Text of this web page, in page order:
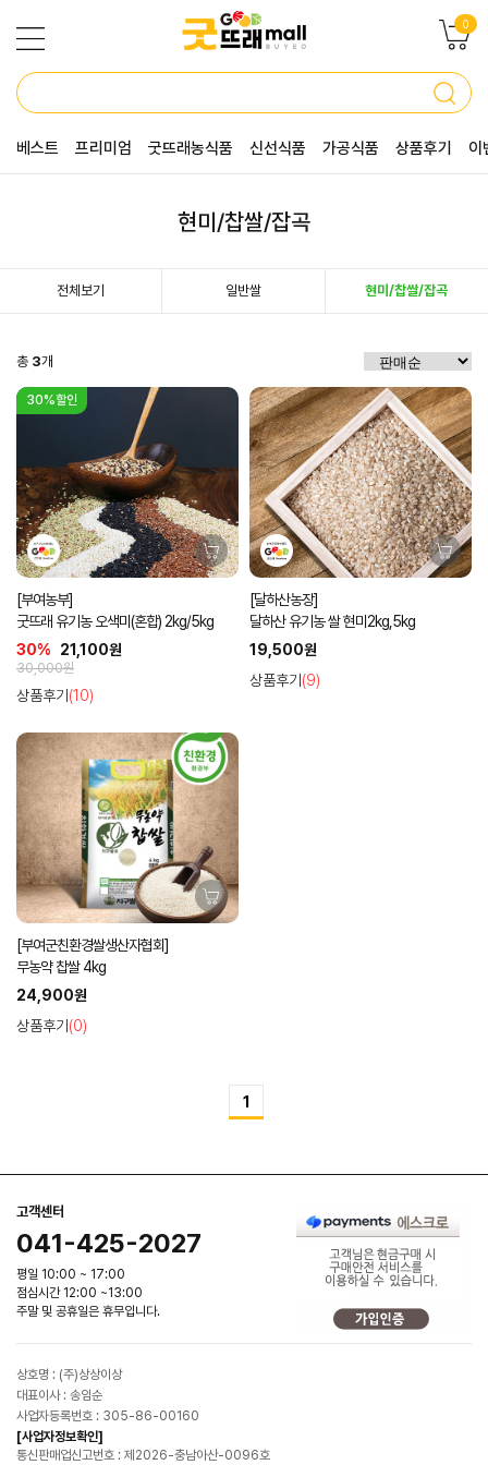
0
베스트 프리미엄 굿뜨래농식품 신선식품 가공식품 상품후기 이
현미/찹쌀/잡곡
전체보기 일반쌀 현미/찹쌀/잡곡
총 3개
30%할인
[부여농부]
굿뜨래 유기농 오색미(혼합) 2kg/5kg
30%
21,100원
30,000원
상품후기 (10)
[달하산농장]
달하산 유기농 쌀 현미2kg,5kg
19,500원
상품후기 (9)
[부여군친환경쌀생산자협회]
무농약 찹쌀 4kg
24,900원
상품후기 (0)
1
고객센터
041-425-2027
평일 10:00 ~ 17:00
점심시간 12:00 ~13:00
주말 및 공휴일은 휴무입니다.
상호명 : (주)상상이상
대표이사 : 송임순
사업자등록번호 : 305-86-00160
[사업자정보확인]
통신판매업신고번호 : 제2026-충남아산-0096호